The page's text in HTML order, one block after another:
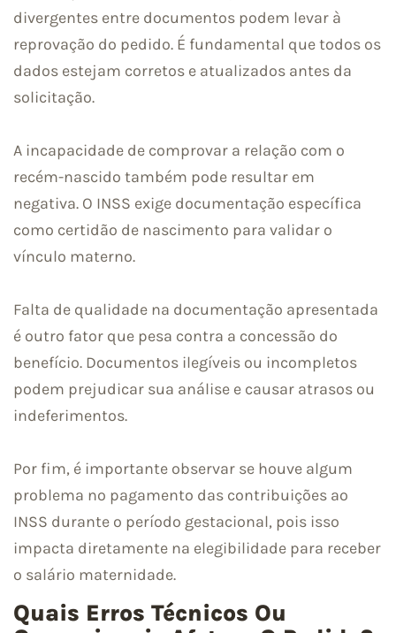
divergentes entre documentos podem levar à
reprovação do pedido. É fundamental que todos os
dados estejam corretos e atualizados antes da
solicitação.
A incapacidade de comprovar a relação com o
recém-nascido também pode resultar em
negativa. O INSS exige documentação específica
como certidão de nascimento para validar o
vínculo materno.
Falta de qualidade na documentação apresentada
é outro fator que pesa contra a concessão do
benefício. Documentos ilegíveis ou incompletos
podem prejudicar sua análise e causar atrasos ou
indeferimentos.
Por fim, é importante observar se houve algum
problema no pagamento das contribuições ao
INSS durante o período gestacional, pois isso
impacta diretamente na elegibilidade para receber
o salário maternidade.
Quais Erros Técnicos Ou